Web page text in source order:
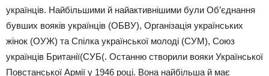
українців. Найбільшими й найактивнішими були Об’єднання
бувших вояків українців (ОБВУ), Організація українських
жінок (ОУЖ) та Спілка української молоді (СУМ), Союз
українців Британії(СУБ(. Останню створили вояки Української
Повстанської Армії у 1946 році. Вона найбільша й має